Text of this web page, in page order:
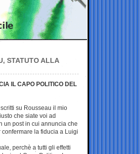
STATUTO ALLA
IL CAPO POLITICO DEL
su Rousseau il mio
che siate voi ad
un post in cui annuncia che
la fiducia a Luigi
perchè a tutti gli effetti